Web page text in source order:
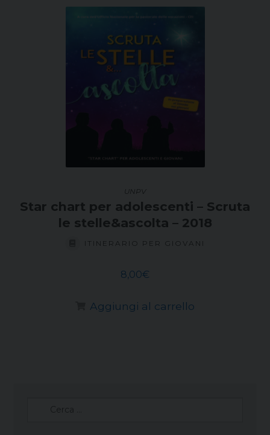
UNPV
Star chart per adolescenti – Scruta
le stelle&ascolta – 2018
ITINERARIO PER GIOVANI
8,00€
Aggiungi al carrello